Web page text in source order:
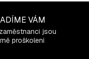
VÁM
jsou
proškoleni